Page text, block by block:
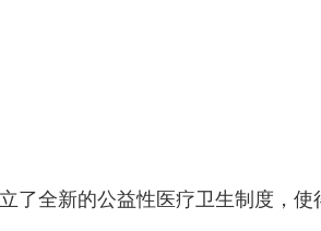
全新的公益性医疗卫生制度，使